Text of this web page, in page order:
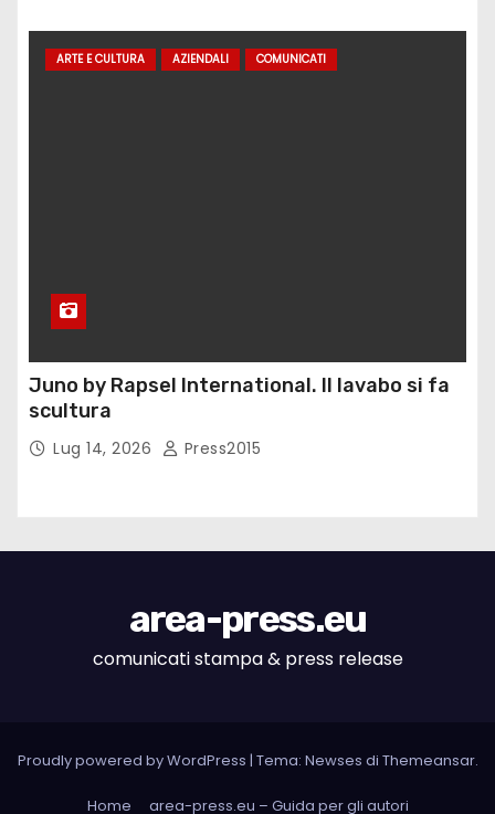
ARTE E CULTURA AZIENDALI COMUNICATI
Juno by Rapsel International. Il lavabo si fa
scultura
Lug 14, 2026 Press2015
area-press.eu
comunicati stampa & press release
Proudly powered by WordPress | Tema: Newses di Themeansar.
Home area-press.eu – Guida per gli autori